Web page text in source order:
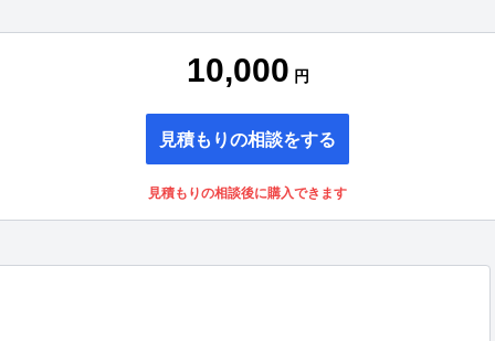
10,000 円
見積もりの相談をする
見積もりの相談後に購入できます